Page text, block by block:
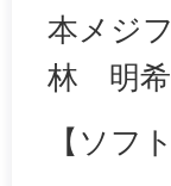
本メジ
林 明希
【ソフ